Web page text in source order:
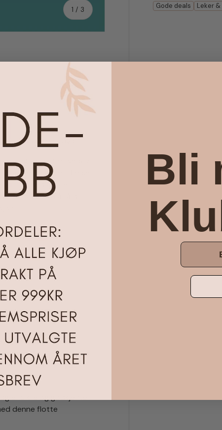
1 / av
3 Gode deals Leker &
En Gammel Favoritt
ny og forbedret versjon
har dette spillet fire sett
tur med å rulle
et forsøk på å få de
både
flott måte å lære og
eller som en gave til
er sikre og godkjente
denne flotte
Bli